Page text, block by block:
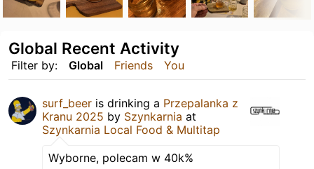
Filter by: Global Friends You
Global Recent Activity
surf_beer is drinking a Przepalanka z
Kranu 2025 by Szynkarnia at
Szynkarnia Local Food & Multitap
Wyborne, polecam w 40k%